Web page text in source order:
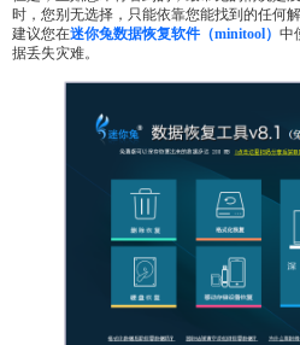
时，您别无选择，只能依靠您能找到的任何
建议您在迷你兔数据恢复软件（minitool） 中
据丢失灾难。